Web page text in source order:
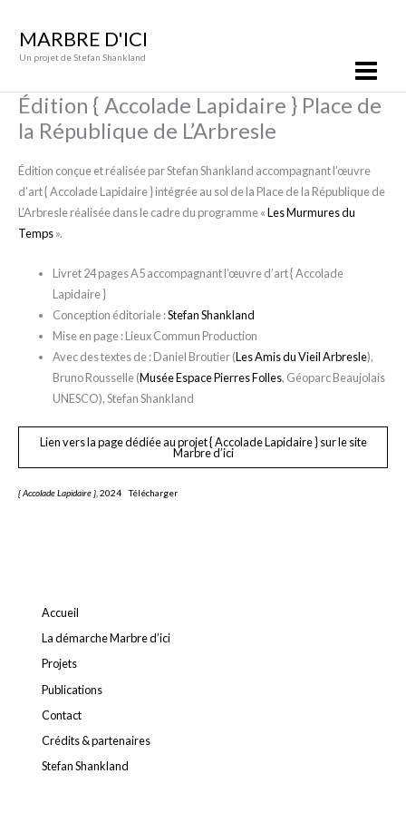
contenuMARBRE D'ICI
Un projet de Stefan Shankland
Accueil
La démarche Marbre d’ici
Projets
Publications
Contact
Crédits & partenaires
Stefan Shankland
Édition { Accolade Lapidaire } Place de
la République de L’Arbresle
Édition conçue et réalisée par Stefan Shankland accompagnant l’œuvre
d’art { Accolade Lapidaire } intégrée au sol de la Place de la République de
L’Arbresle réalisée dans le cadre du programme «Les Murmures du
Temps».
Livret 24 pages A5 accompagnant l’œuvre d’art { Accolade
Lapidaire }
Conception éditoriale :Stefan Shankland
Mise en page : Lieux Commun Production
Avec des textes de : Daniel Broutier (Les Amis du Vieil Arbresle),
Bruno Rousselle (Musée Espace Pierres Folles, Géoparc Beaujolais
UNESCO), Stefan Shankland
Lien vers la page dédiée au projet { Accolade Lapidaire } sur le site
Marbre d’ici
{ Accolade Lapidaire } , 2024 Télécharger